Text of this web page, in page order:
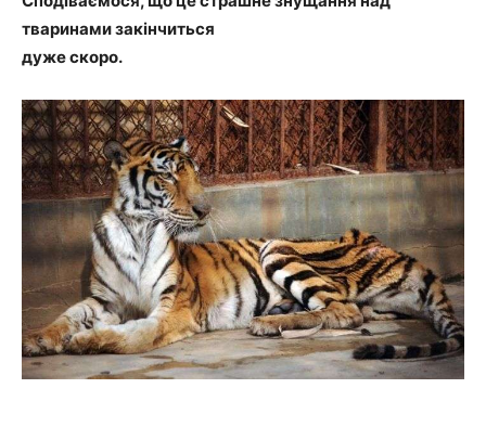
тваринами закінчиться
дуже скоро.